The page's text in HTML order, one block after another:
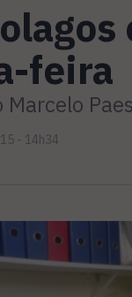
feira
Marcelo
- 14h34